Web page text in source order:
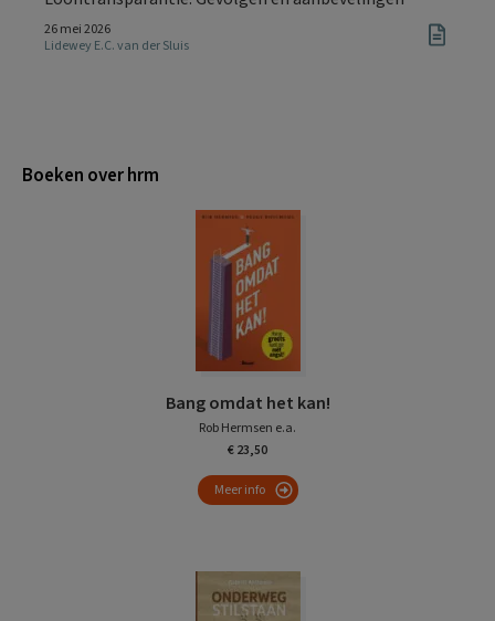
26 mei 2026
Lidewey E.C. van der Sluis
Boeken over hrm
Bang omdat het kan!
Rob Hermsen e.a.
€ 23,50
Meer info